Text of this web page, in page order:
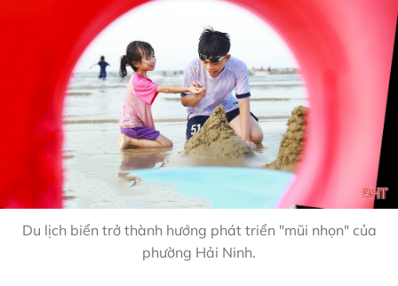
Du lịch biển trở thành hướng phát triển "mũi nhọn" của
phường Hải Ninh.